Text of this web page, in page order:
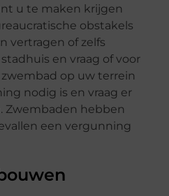
u te maken krijgen
obstakels
vertragen of zelfs
en vraag of voor
op uw terrein
nodig is en vraag er
Zwembaden hebben
een vergunning